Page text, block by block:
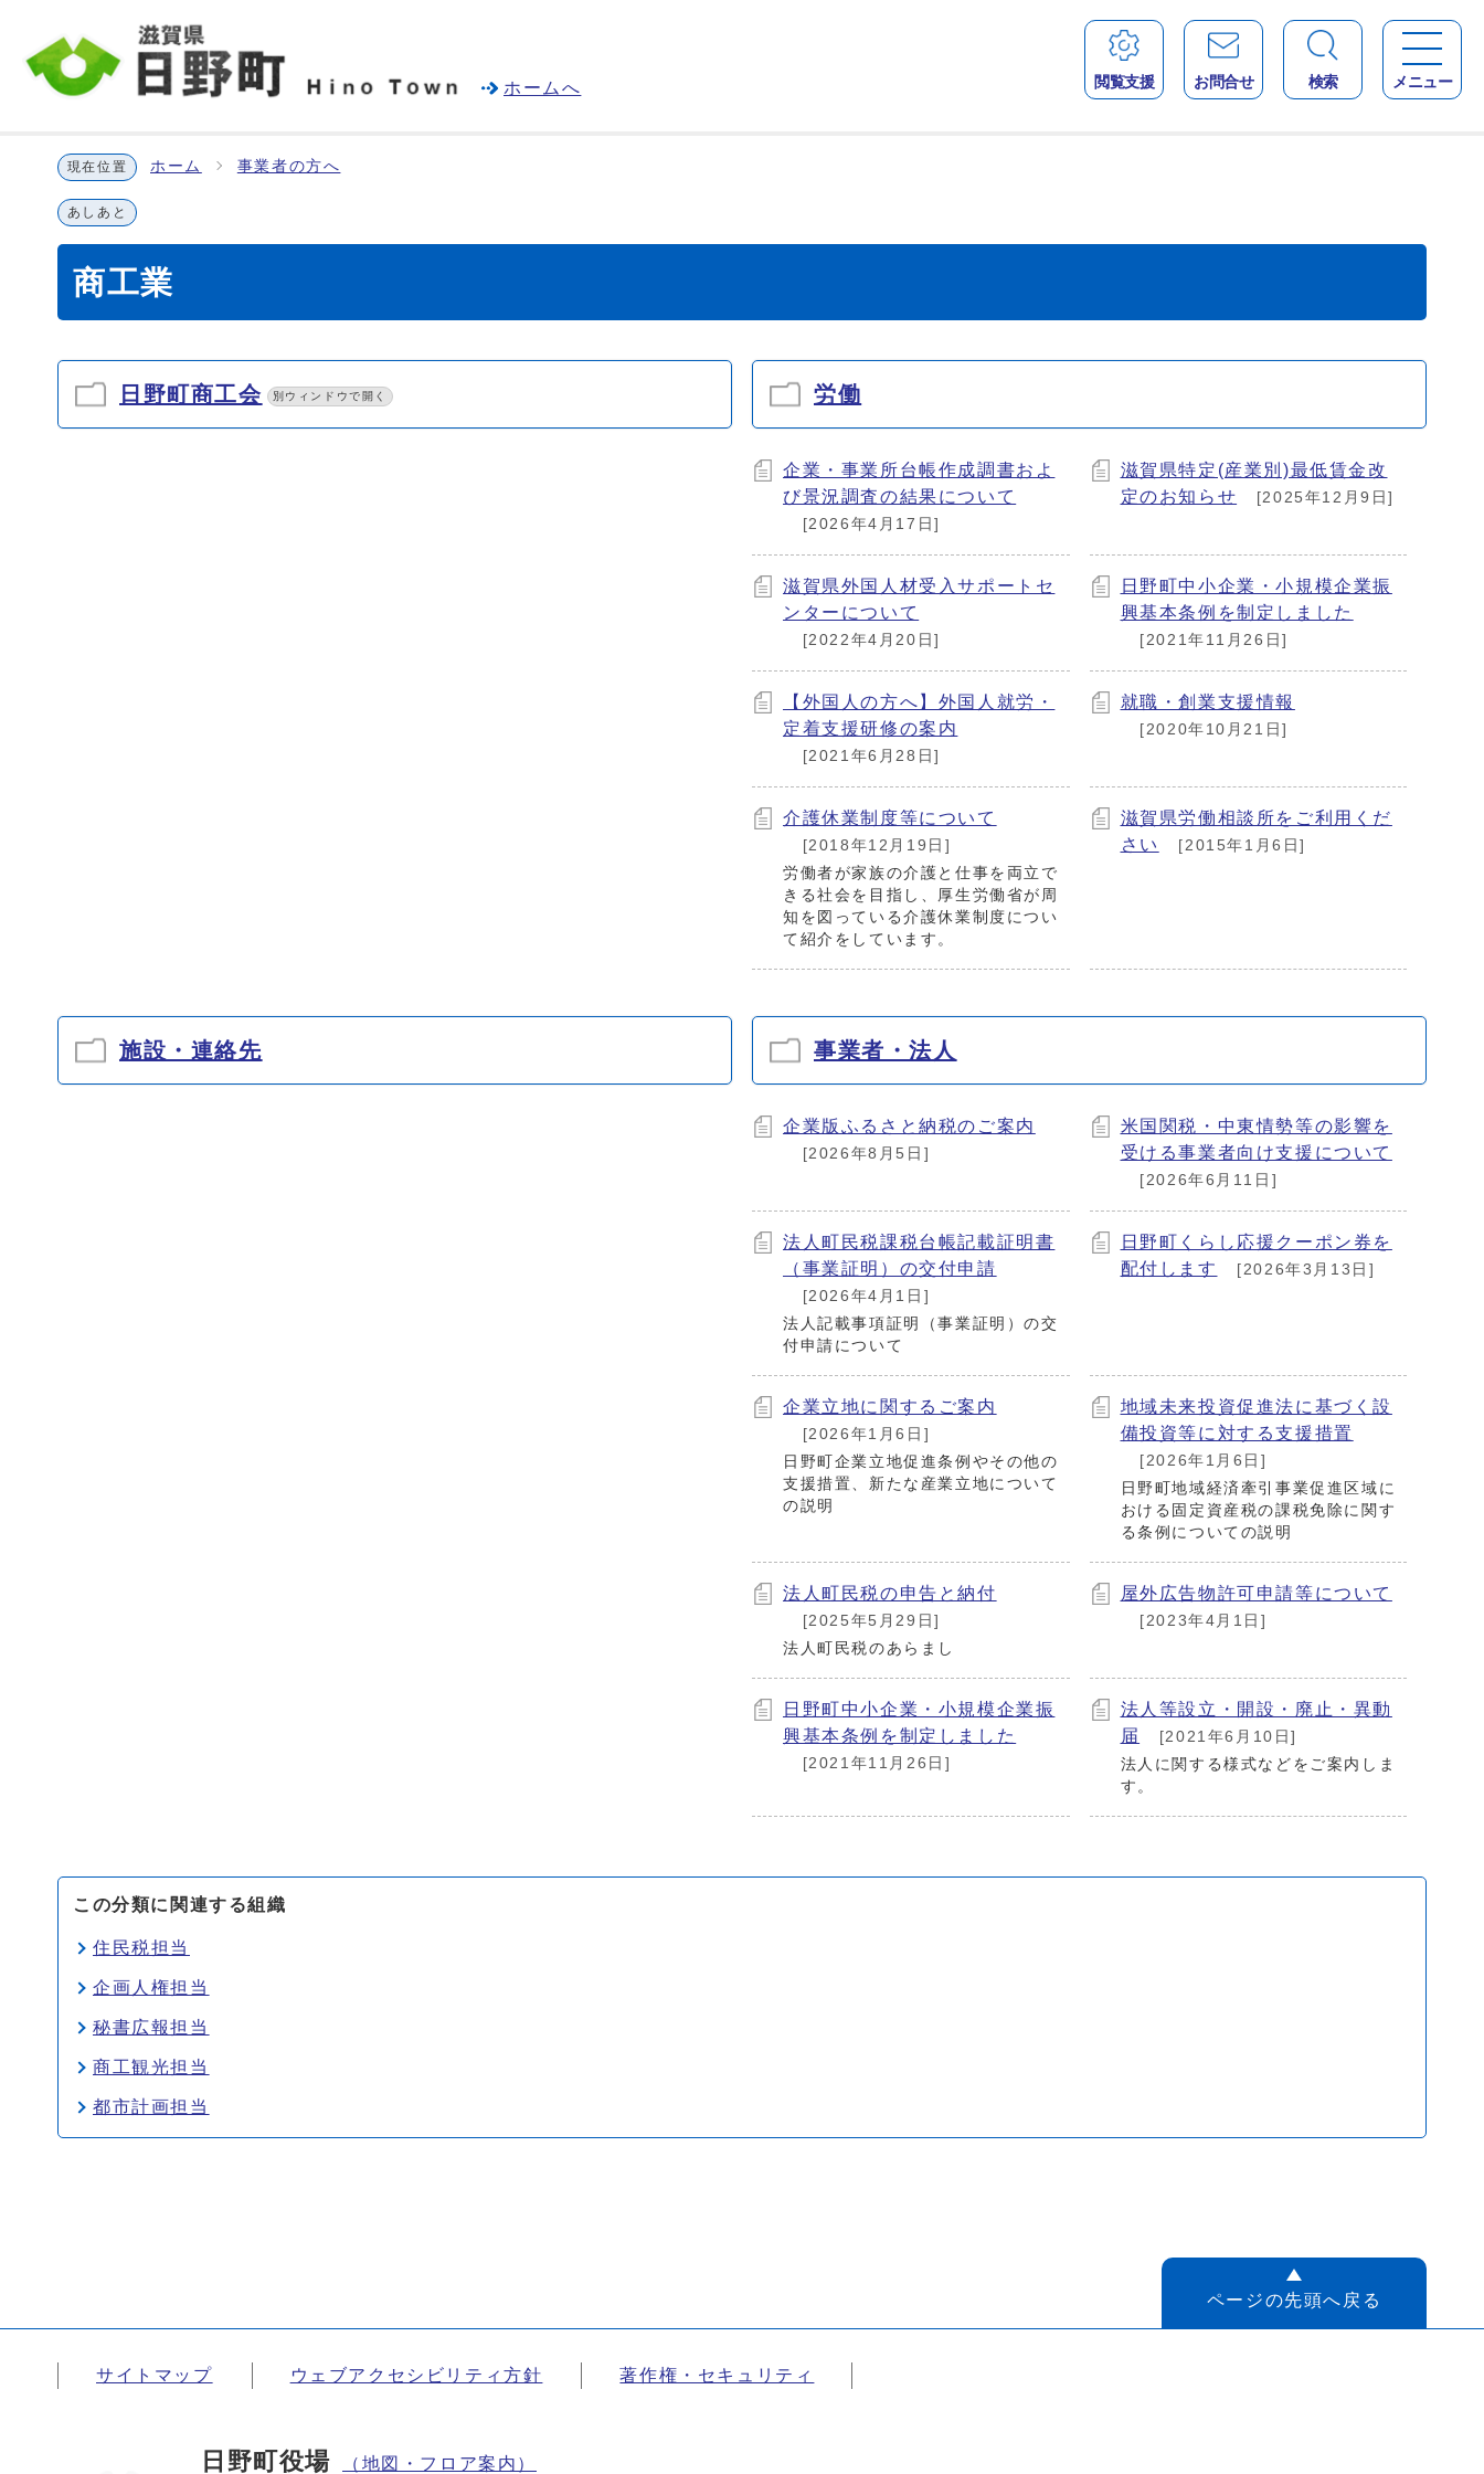
ホームへ 閲覧支援 お問合せ 検索 メニュー
現在位置 ホーム 事業者の方へ
あしあと
商工業
日野町商工会 別ウィンドウで開く 労働
企業・事業所台帳作成調書およ
び景況調査の結果について
[2026年4月17日]
滋賀県特定(産業別)最低賃金改
定のお知らせ
[2025年12月9日]
滋賀県外国人材受入サポートセ
ンターについて
[2022年4月20日]
日野町中小企業・小規模企業振
興基本条例を制定しました
[2021年11月26日]
【外国人の方へ】外国人就労・
定着支援研修の案内
[2021年6月28日]
就職・創業支援情報
[2020年10月21日]
介護休業制度等について
[2018年12月19日]
労働者が家族の介護と仕事を両立で
きる社会を目指し、厚生労働省が周
知を図っている介護休業制度につい
て紹介をしています。
滋賀県労働相談所をご利用くだ
さい
[2015年1月6日]
施設・連絡先 事業者・法人
企業版ふるさと納税のご案内
[2026年8月5日]
米国関税・中東情勢等の影響を
受ける事業者向け支援について
[2026年6月11日]
法人町民税課税台帳記載証明書
（事業証明）の交付申請
[2026年4月1日]
法人記載事項証明（事業証明）の交
付申請について
日野町くらし応援クーポン券を
配付します
[2026年3月13日]
企業立地に関するご案内
[2026年1月6日]
日野町企業立地促進条例やその他の
支援措置、新たな産業立地について
の説明
地域未来投資促進法に基づく設
備投資等に対する支援措置
[2026年1月6日]
日野町地域経済牽引事業促進区域に
おける固定資産税の課税免除に関す
る条例についての説明
法人町民税の申告と納付
[2025年5月29日]
法人町民税のあらまし
屋外広告物許可申請等について
[2023年4月1日]
日野町中小企業・小規模企業振
興基本条例を制定しました
[2021年11月26日]
法人等設立・開設・廃止・異動
届
[2021年6月10日]
法人に関する様式などをご案内しま
す。
この分類に関連する組織
住民税担当
企画人権担当
秘書広報担当
商工観光担当
都市計画担当
ページの先頭へ戻る
サイトマップ ウェブアクセシビリティ方針 著作権・セキュリティ
日野町役場 （地図・フロア案内）